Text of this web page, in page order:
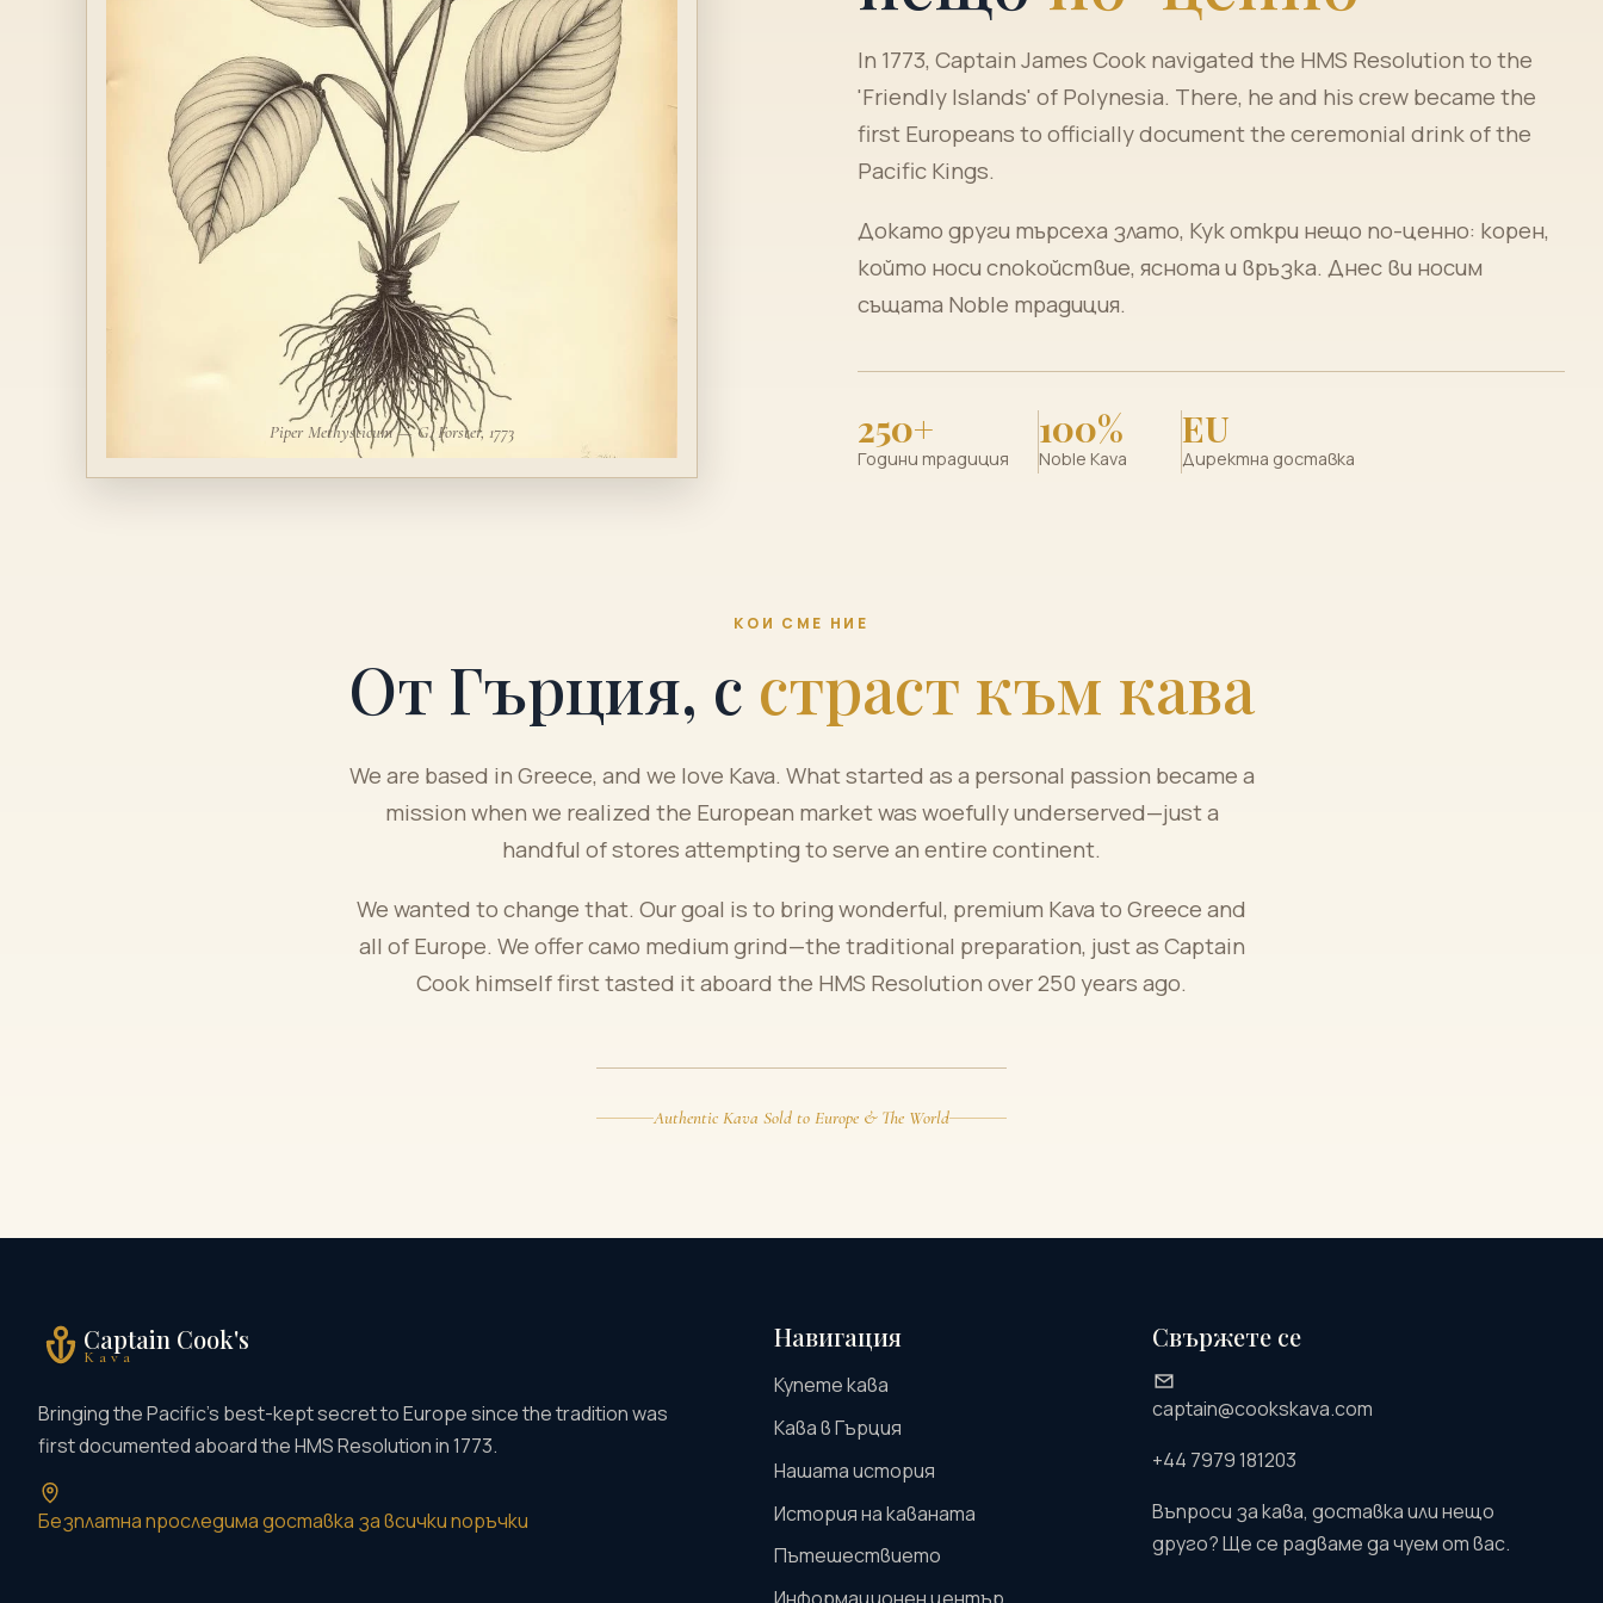
Piper Methysticum — G. Forster, 1773
In 1773, Captain James Cook navigated the HMS Resolution to the
'Friendly Islands' of Polynesia. There, he and his crew became the
first Europeans to officially document the ceremonial drink of the
Pacific Kings.
Докато други търсеха злато, Кук откри нещо по-ценно: корен,
който носи спокойствие, яснота и връзка. Днес ви носим
същата Noble традиция.
250+
Години традиция
100%
Noble Kava
EU
Директна доставка
КОИ СМЕ НИЕ
От Гърция, с страст към кава
We are based in Greece, and we love Kava. What started as a personal passion became a
mission when we realized the European market was woefully underserved—just a
handful of stores attempting to serve an entire continent.
We wanted to change that. Our goal is to bring wonderful, premium Kava to Greece and
all of Europe. We offer само medium grind—the traditional preparation, just as Captain
Cook himself first tasted it aboard the HMS Resolution over 250 years ago.
Authentic Kava Sold to Europe & The World
Captain Cook's
Kava
Bringing the Pacific's best-kept secret to Europe since the tradition was
first documented aboard the HMS Resolution in 1773.
Безплатна проследима доставка за всички поръчки
Навигация
Купете кава
Кава в Гърция
Нашата история
История на каваната
Пътешествието
Свържете се
captain@cookskava.com
+44 7979 181203
Въпроси за кава, доставка или нещо
друго? Ще се радваме да чуем от вас.